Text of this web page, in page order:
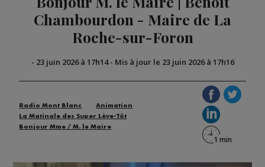
Chambourdon - Maire de La
Roche-sur-Foron
- 23 juin 2026 à 17h14- Mis à jour le 23 juin 2026 à 17h16
Radio Mont Blanc
Animation
La Matinale des Super Lève-Tôt
Bonjour Mme / M. le Maire